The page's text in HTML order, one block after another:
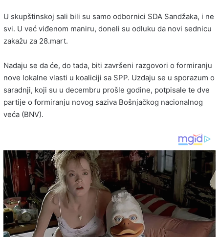
U skupštinskoj sali bili su samo odbornici SDA Sandžaka, i ne
svi. U već viđenom maniru, doneli su odluku da novi sednicu
zakažu za 28.mart.
Nadaju se da će, do tada, biti završeni razgovori o formiranju
nove lokalne vlasti u koaliciji sa SPP. Uzdaju se u sporazum o
saradnji, koji su u decembru prošle godine, potpisale te dve
partije o formiranju novog saziva Bošnjačkog nacionalnog
veća (BNV).